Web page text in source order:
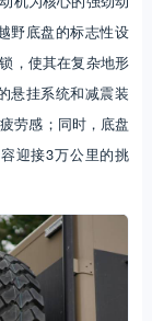
野底盘的标志性设
，使其在复杂地形
悬挂系统和减震装
劳感；同时，底盘
迎接3万公里的挑